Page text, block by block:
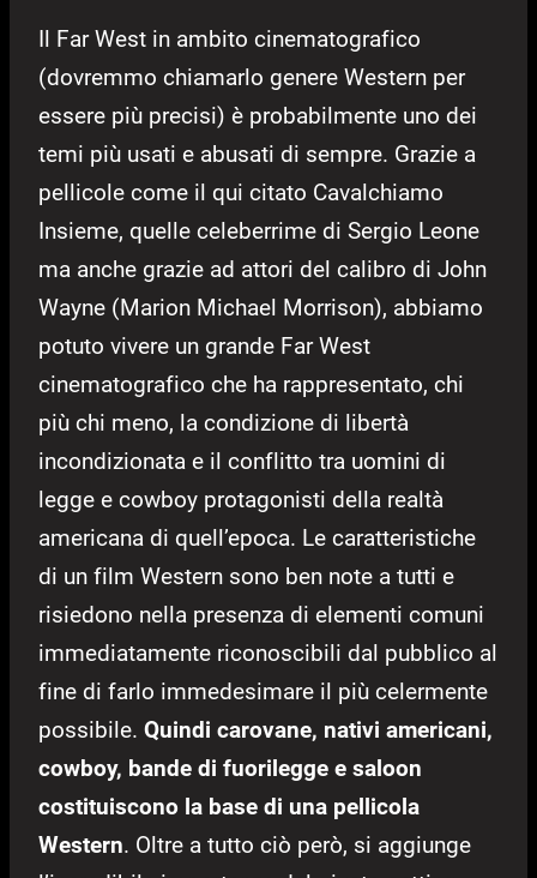
Il Far West in ambito cinematografico
(dovremmo chiamarlo genere Western per
essere più precisi) è probabilmente uno dei
temi più usati e abusati di sempre. Grazie a
pellicole come il qui citato Cavalchiamo
Insieme, quelle celeberrime di Sergio Leone
ma anche grazie ad attori del calibro di John
Wayne (Marion Michael Morrison), abbiamo
potuto vivere un grande Far West
cinematografico che ha rappresentato, chi
più chi meno, la condizione di libertà
incondizionata e il conflitto tra uomini di
legge e cowboy protagonisti della realtà
americana di quell’epoca. Le caratteristiche
di un film Western sono ben note a tutti e
risiedono nella presenza di elementi comuni
immediatamente riconoscibili dal pubblico al
fine di farlo immedesimare il più celermente
possibile. Quindi carovane, nativi americani,
cowboy, bande di fuorilegge e saloon
costituiscono la base di una pellicola
Western. Oltre a tutto ciò però, si aggiunge